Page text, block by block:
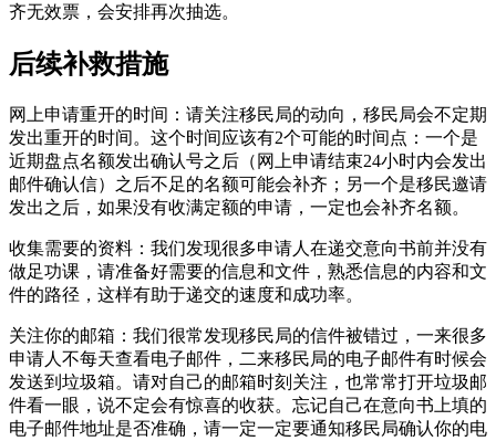
齐无效票，会安排再次抽选。
后续补救措施
网上申请重开的时间：请关注移民局的动向，移民局会不定期
发出重开的时间。这个时间应该有2个可能的时间点：一个是
近期盘点名额发出确认号之后（网上申请结束24小时内会发出
邮件确认信）之后不足的名额可能会补齐；另一个是移民邀请
发出之后，如果没有收满定额的申请，一定也会补齐名额。
收集需要的资料：我们发现很多申请人在递交意向书前并没有
做足功课，请准备好需要的信息和文件，熟悉信息的内容和文
件的路径，这样有助于递交的速度和成功率。
关注你的邮箱：我们很常发现移民局的信件被错过，一来很多
申请人不每天查看电子邮件，二来移民局的电子邮件有时候会
发送到垃圾箱。请对自己的邮箱时刻关注，也常常打开垃圾邮
件看一眼，说不定会有惊喜的收获。忘记自己在意向书上填的
电子邮件地址是否准确，请一定一定要通知移民局确认你的电